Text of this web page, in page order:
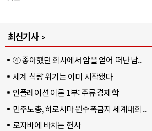
최신기사
④ 좋아했던 회사에서 암을 얻어 떠난 남..
세계 식량 위기는 이미 시작됐다
인플레이션 이론 1부: 주류 경제학
민주노총, 히로시마 원수폭금지 세계대회 ..
로자바에 바치는 헌사